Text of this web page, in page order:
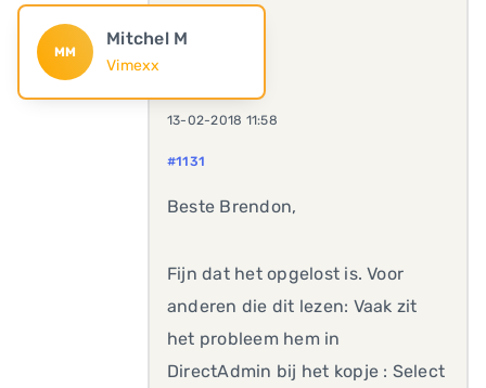
MM
Mitchel M
Vimexx
13-02-2018 11:58
#1131
Beste Brendon,
Fijn dat het opgelost is. Voor
anderen die dit lezen: Vaak zit
het probleem hem in
DirectAdmin bij het kopje : Select